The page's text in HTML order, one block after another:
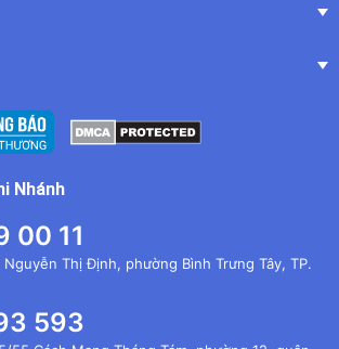
Nhánh
00 11
Nguyễn Thị Định, phường Bình Trưng Tây, TP.
593